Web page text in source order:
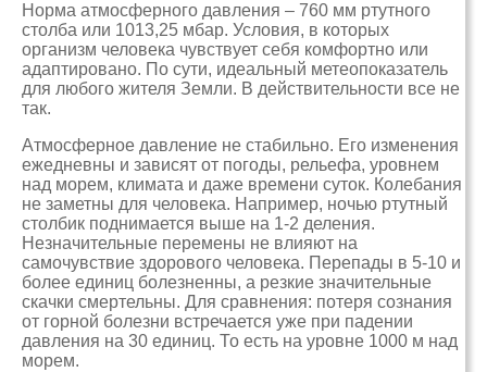
Норма атмосферного давления – 760 мм ртутного
столба или 1013,25 мбар. Условия, в которых
организм человека чувствует себя комфортно или
адаптировано. По сути, идеальный метеопоказатель
для любого жителя Земли. В действительности все не
так.
Атмосферное давление не стабильно. Его изменения
ежедневны и зависят от погоды, рельефа, уровнем
над морем, климата и даже времени суток. Колебания
не заметны для человека. Например, ночью ртутный
столбик поднимается выше на 1-2 деления.
Незначительные перемены не влияют на
самочувствие здорового человека. Перепады в 5-10 и
более единиц болезненны, а резкие значительные
скачки смертельны. Для сравнения: потеря сознания
от горной болезни встречается уже при падении
давления на 30 единиц. То есть на уровне 1000 м над
морем.